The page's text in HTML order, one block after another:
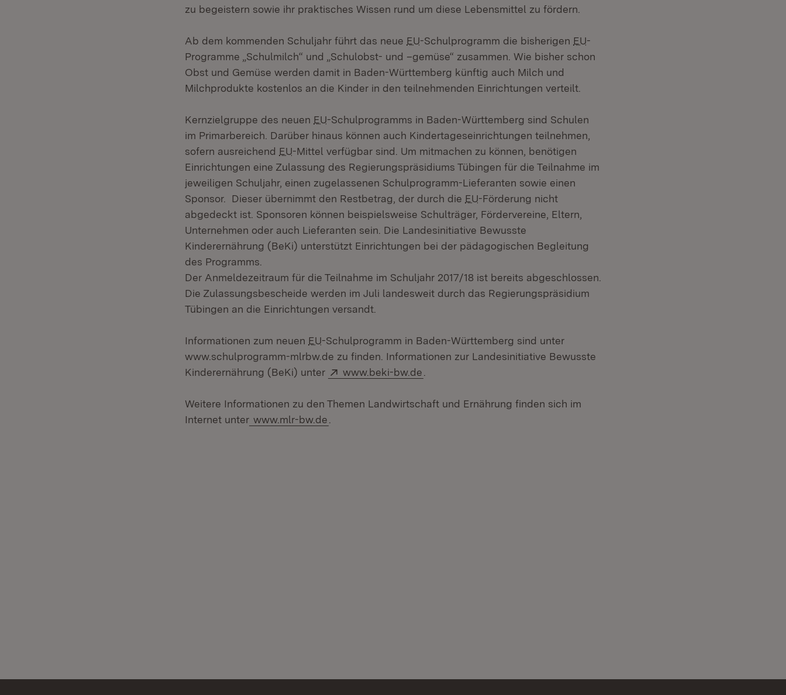
zu begeistern sowie ihr praktisches Wissen rund um diese Lebensmittel zu fördern.
Ab dem kommenden Schuljahr führt das neue EU-Schulprogramm die bisherigen EU-
Programme „Schulmilch“ und „Schulobst- und –gemüse“ zusammen. Wie bisher schon
Obst und Gemüse werden damit in Baden-Württemberg künftig auch Milch und
Milchprodukte kostenlos an die Kinder in den teilnehmenden Einrichtungen verteilt.
Kernzielgruppe des neuen EU-Schulprogramms in Baden-Württemberg sind Schulen
im Primarbereich. Darüber hinaus können auch Kindertageseinrichtungen teilnehmen,
sofern ausreichend EU-Mittel verfügbar sind. Um mitmachen zu können, benötigen
Einrichtungen eine Zulassung des Regierungspräsidiums Tübingen für die Teilnahme im
jeweiligen Schuljahr, einen zugelassenen Schulprogramm-Lieferanten sowie einen
Sponsor. Dieser übernimmt den Restbetrag, der durch die EU-Förderung nicht
abgedeckt ist. Sponsoren können beispielsweise Schulträger, Fördervereine, Eltern,
Unternehmen oder auch Lieferanten sein. Die Landesinitiative Bewusste
Kinderernährung (BeKi) unterstützt Einrichtungen bei der pädagogischen Begleitung
des Programms.
Der Anmeldezeitraum für die Teilnahme im Schuljahr 2017/18 ist bereits abgeschlossen.
Die Zulassungsbescheide werden im Juli landesweit durch das Regierungspräsidium
Tübingen an die Einrichtungen versandt.
Informationen zum neuen EU-Schulprogramm in Baden-Württemberg sind unter
www.schulprogramm-mlrbw.de zu finden. Informationen zur Landesinitiative Bewusste
Kinderernährung (BeKi) unter
Extern:
www.beki-bw.de
Weitere Informationen zu den Themen Landwirtschaft und Ernährung finden sich im
Internet unter www.mlr-bw.de